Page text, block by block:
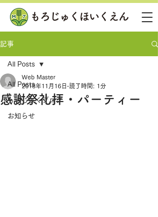
記事
All Posts
もろじゅくブログ
お知らせ
All Posts
感謝祭礼拝・パーティー
Web Master
2018年11月16日 読了時間: 1分